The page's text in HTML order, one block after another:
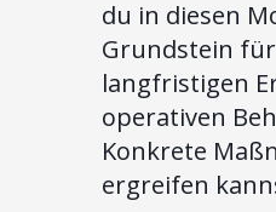
du in diesen
Grundstein
langfristigen
operativen
Konkrete
ergreifen